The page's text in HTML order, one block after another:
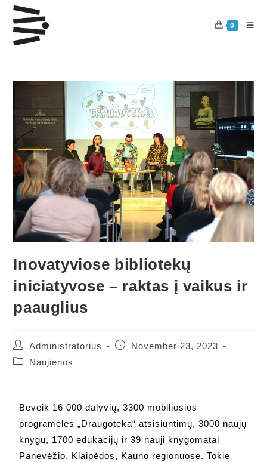
0
Inovatyviose bibliotekų
iniciatyvose – raktas į vaikus ir
paauglius
Administratorius
November 23, 2023
Naujienos
Beveik 16 000 dalyvių, 3300 mobiliosios
programėlės „Draugoteka“ atsisiuntimų, 3000 naujų
knygų, 1700 edukacijų ir 39 nauji knygomatai
Panevėžio, Klaipėdos, Kauno regionuose. Tokie